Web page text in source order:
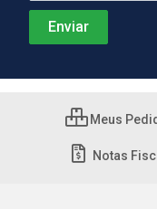
Meus
Notas